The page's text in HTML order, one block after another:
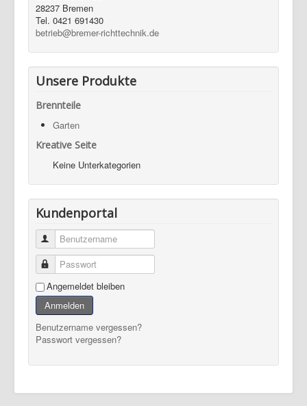
28237 Bremen
Tel. 0421 691430
betrieb@bremer-richttechnik.de
Unsere Produkte
Brennteile
Garten
Kreative Seite
Keine Unterkategorien
Kundenportal
Benutzername
Passwort
Angemeldet bleiben
Anmelden
Benutzername vergessen?
Passwort vergessen?